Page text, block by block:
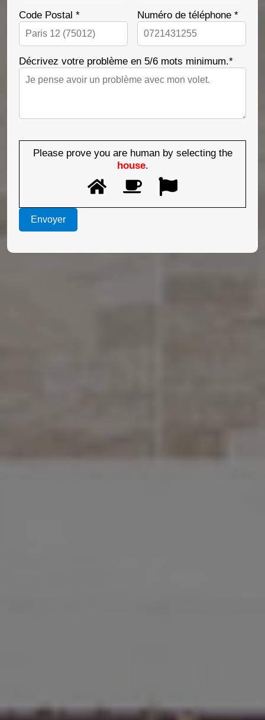
Code Postal * Numéro de téléphone *
Décrivez votre problème en 5/6 mots minimum.*
Please prove you are human by selecting the
house.